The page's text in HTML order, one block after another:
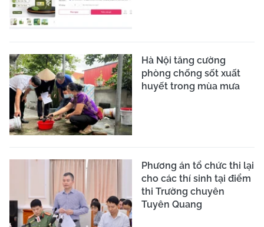
Hà Nội tăng cường
phòng chống sốt xuất
huyết trong mùa mưa
Phương án tổ chức thi lại
cho các thí sinh tại điểm
thi Trường chuyên
Tuyên Quang